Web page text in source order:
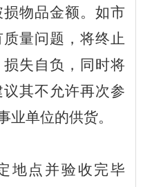
物品金额。如市
量问题，将终止
失自负，同时将
其不允许再次参
业单位的供货。
地点并验收完毕